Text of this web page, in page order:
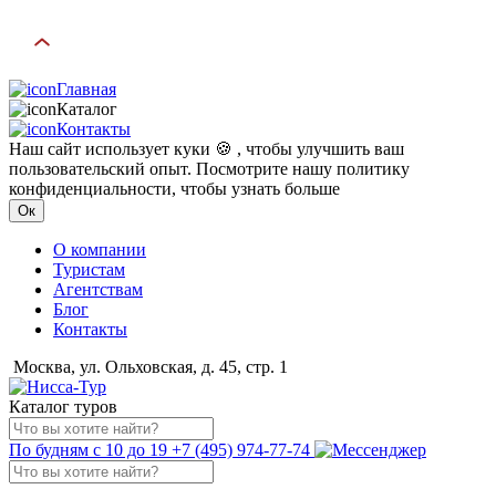
Главная
Каталог
Контакты
Наш сайт использует куки 🍪 , чтобы улучшить ваш
пользовательский опыт. Посмотрите нашу политику
конфиденциальности, чтобы узнать больше
Ок
О компании
Туристам
Агентствам
Блог
Контакты
Москва, ул. Ольховская, д. 45, стр. 1
Каталог туров
По будням с 10 до 19 +7 (495) 974-77-74